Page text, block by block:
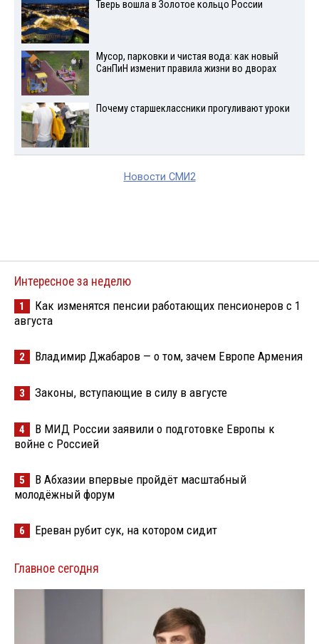
Тверь вошла в Золотое кольцо России
Мусор, парковки и чистая вода: как новый
СанПиН изменит правила жизни во дворах
Почему старшеклассники прогуливают уроки
Новости СМИ2
Интересное за неделю
1
Как изменятся пенсии работающих пенсионеров с 1
августа
2 Владимир Джабаров — о том, зачем Европе Армения
3 Законы, вступающие в силу в августе
4
В МИД России заявили о подготовке Европы к
войне с Россией
5
В Абхазии впервые пройдёт масштабный
молодёжный форум
6 Ереван рубит сук, на котором сидит
Главное сегодня